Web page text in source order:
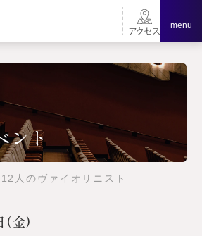
menu
ント
人のヴァイオリニスト
(金)